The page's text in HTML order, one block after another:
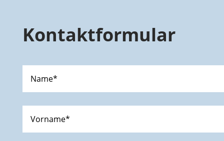
Kontaktformular